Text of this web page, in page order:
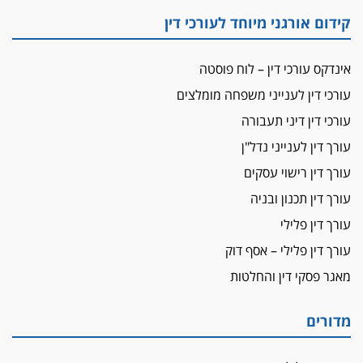
מאסר לעורך הדין
פיקטיביות בשם פלסטינים
על המידתיות
ביה"ד המשמעתי ביטל השעיה לצמיתות של
עורכת-דין שהביעה שמחה ב-7 באוקטובר
אשם
עו"ד הלל בבייב הורשע בהונאת עשרות לקוחות,
ההסדר: 7-9 שנות מאסר
דין ומקרקעין
עורך דין ברמת השרון נחקר בחשד למרמה בעסקת
תובעת משטרתית פוטרה בחשד לעישון סמים
שנחשף בפעילות בלשים בטלגרם
קידום אורגני מיוחד לעורכי דין
אינדקס עורכי דין – לוח פוסטה
עורכי דין לענייני משפחה מומלצים
עורכי דין דיני תעבורה
עורך דין לענייני נדל"ן
עורך דין רישוי עסקים
עורך דין תכנון ובניה
עורך דין פלילי
עורך דין פלילי – אסף דוק
מאגר פסקי דין והחלטות
מדורים